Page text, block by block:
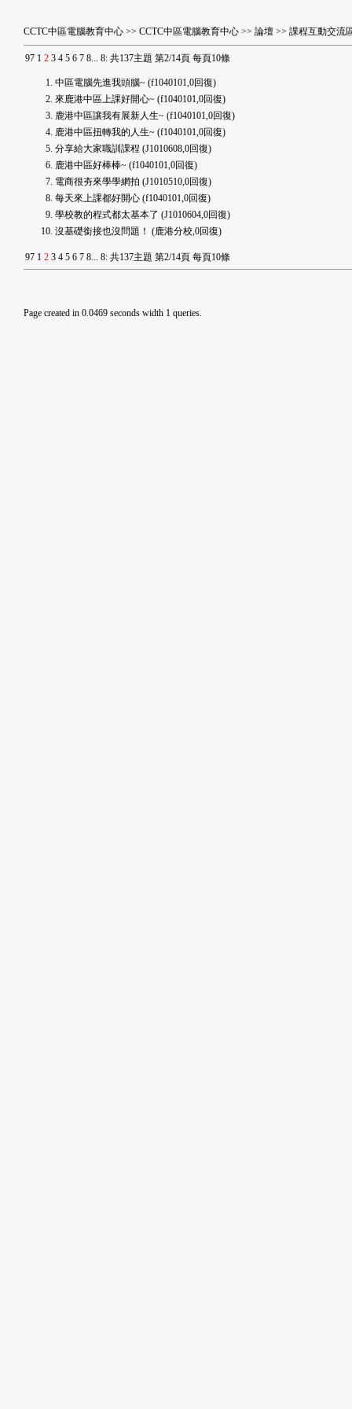
CCTC中區電腦教育中心 >> CCTC中區電腦教育中心 >> 論壇 >> 課程互動交流
97 1 2 3 4 5 6 7 8... 8: 共137主題 第2/14頁 每頁10條
中區電腦先進我頭腦~ (f1040101,0回復)
來鹿港中區上課好開心~ (f1040101,0回復)
鹿港中區讓我有展新人生~ (f1040101,0回復)
鹿港中區扭轉我的人生~ (f1040101,0回復)
分享給大家職訓課程 (J1010608,0回復)
鹿港中區好棒棒~ (f1040101,0回復)
電商很夯來學學網拍 (J1010510,0回復)
每天來上課都好開心 (f1040101,0回復)
學校教的程式都太基本了 (J1010604,0回復)
沒基礎銜接也沒問題！ (鹿港分校,0回復)
97 1 2 3 4 5 6 7 8... 8: 共137主題 第2/14頁 每頁10條
Page created in 0.0469 seconds width 1 queries.